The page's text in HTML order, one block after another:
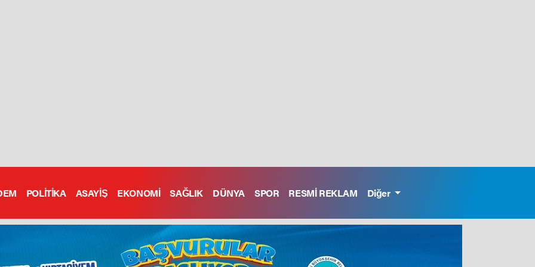
POLİTİKA ASAYİŞ EKONOMİ SAĞLIK DÜNYA SPOR RESMİ REKLAM Diğer